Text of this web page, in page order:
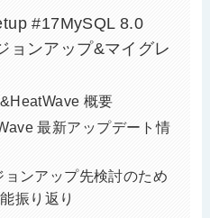
#17MySQL 8.0
ョンアップ&マイグレ
概要
最新アップデート情
ョンアップ先検討のため
振り返り